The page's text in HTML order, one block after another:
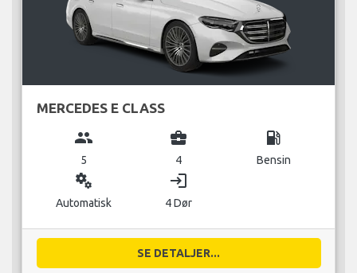
MERCEDES E CLASS
group
5
business_center
4
local_gas_station
Bensin
miscellaneous_services
Automatisk
login
4 Dør
SE DETALJER...